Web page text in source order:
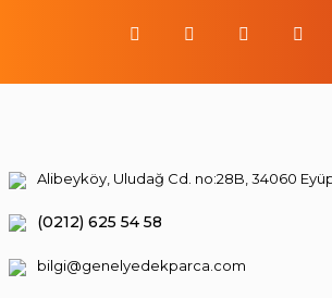
Alibeyköy, Uludağ Cd. no:28B, 34060
(0212) 625 54 58
bilgi@genelyedekparca.com